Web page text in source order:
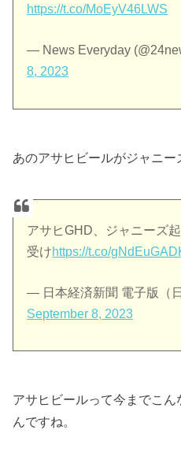
https://t.co/MoEyV46LWS
— News Everyday
8, 2023
あのアサヒビールがジャニー
アサヒGHD、ジャニーズ
受けhttps://t.co/
— 日本経済新聞 電子版（
September 8, 2023
アサヒビールって今までこ
んですね。